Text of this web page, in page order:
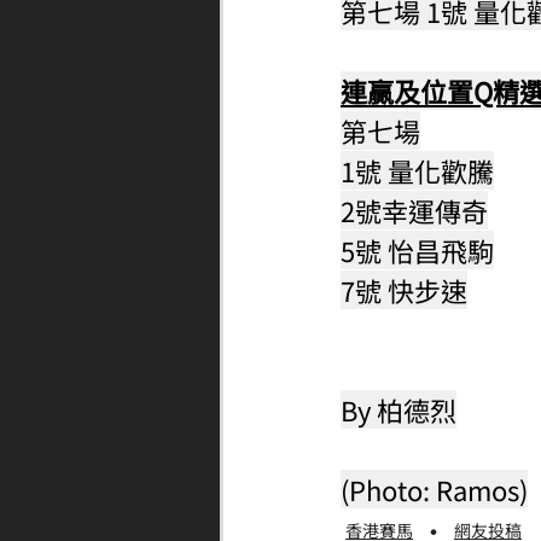
第七場 1號 量化
連贏及位置Q精
第七場
1號 量化歡騰
2號幸運傳奇
5號 怡昌飛駒
7號 快步速
By 柏德烈
(Photo: Ramos)
香港賽馬 網友投稿